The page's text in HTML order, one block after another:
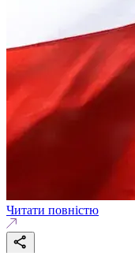
Читати повністю